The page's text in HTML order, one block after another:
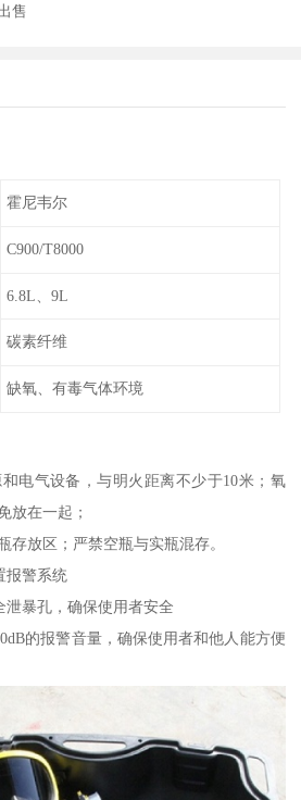
售
霍尼韦尔
C900/T8000
6.8L、9L
碳素纤维
缺氧、有毒气体环境
电气设备，与明火距离不少于10米；氧
放在一起；
存放区；严禁空瓶与实瓶混存。
报警系统
泄暴孔，确保使用者安全
的报警音量，确保使用者和他人能方便